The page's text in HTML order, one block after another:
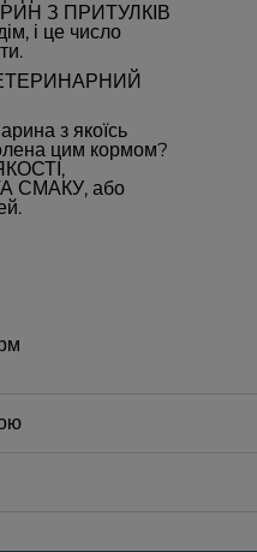
З ПРИТУЛКІВ
і це число
з якоїсь
цим кормом?
СМАКУ, або